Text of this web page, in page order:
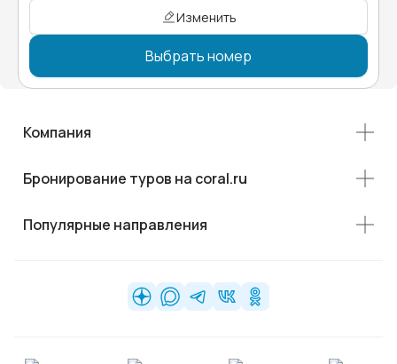
Изменить
Выбрать номер
Компания
Бронирование туров на coral.ru
Популярные направления